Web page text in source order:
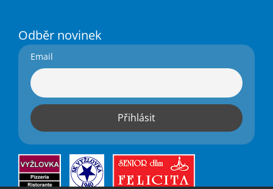
Odběr novinek
Email